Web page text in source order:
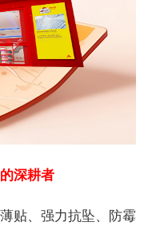
深耕者
贴、强力抗坠、防霉